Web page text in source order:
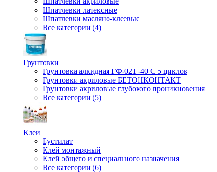
Шпатлевки латексные
Шпатлевки масляно-клеевые
Все категории (4)
Грунтовки
Грунтовка алкидная ГФ-021 -40 С 5 циклов
Грунтовки акриловые БЕТОНКОНТАКТ
Грунтовки акриловые глубокого проникновения
Все категории (5)
Клеи
Бустилат
Клей монтажный
Клей общего и специального назначения
Все категории (6)